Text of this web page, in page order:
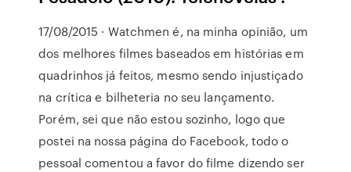
17/08/2015 · Watchmen é, na minha opinião, um
dos melhores filmes baseados em histórias em
quadrinhos já feitos, mesmo sendo injustiçado
na crítica e bilheteria no seu lançamento.
Porém, sei que não estou sozinho, logo que
postei na nossa página do Facebook, todo o
pessoal comentou a favor do filme dizendo ser